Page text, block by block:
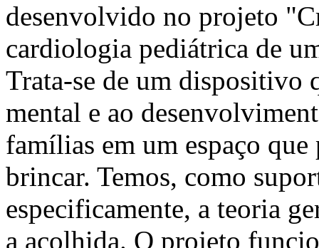
desenvolvido no projeto
cardiologia pediátrica de
Trata-se de um dispositivo
mental e ao
famílias em um espaço
brincar. Temos, como
especificamente, a teoria
a acolhida. O projeto